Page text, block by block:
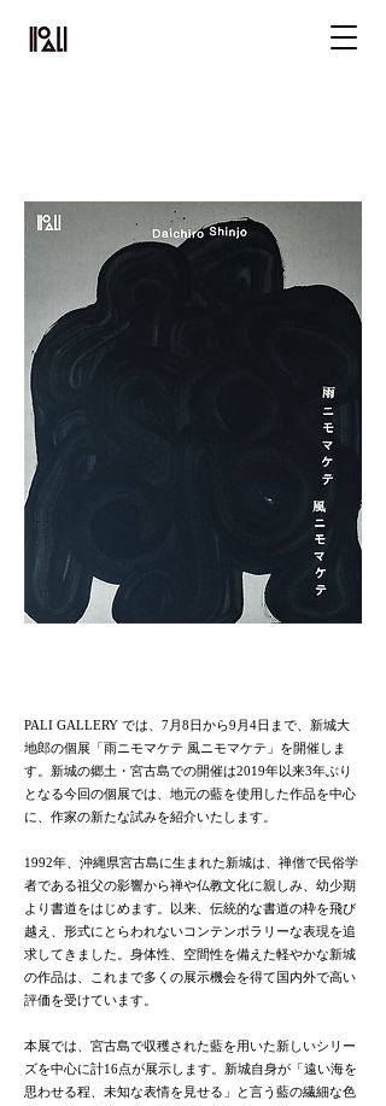
PALI GALLERY では、7月8日から9月4日まで、新城大
地郎の個展「雨ニモマケテ 風ニモマケテ」を開催しま
す。新城の郷土・宮古島での開催は2019年以来3年ぶり
となる今回の個展では、地元の藍を使用した作品を中心
に、作家の新たな試みを紹介いたします。
1992年、沖縄県宮古島に生まれた新城は、禅僧で民俗学
者である祖父の影響から禅や仏教文化に親しみ、幼少期
より書道をはじめます。以来、伝統的な書道の枠を飛び
越え、形式にとらわれないコンテンポラリーな表現を追
求してきました。身体性、空間性を備えた軽やかな新城
の作品は、これまで多くの展示機会を得て国内外で高い
評価を受けています。
本展では、宮古島で収穫された藍を用いた新しいシリー
ズを中心に計16点が展示します。新城自身が「遠い海を
思わせる程、未知な表情を見せる」と言う藍の繊細な色